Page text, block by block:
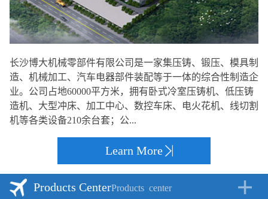
长沙博大机械零部件有限公司是一家集压铸、锻压、模具制
造、机械加工、汽车电器部件装配等于一体的综合性制造企
业。公司占地60000平方米，拥有卧式冷室压铸机、低压铸
造机、大型冲床、加工中心、数控车床、电火花机、线切割
机等各类设备210余台套；公...
Learn More
Products CenterProducts center